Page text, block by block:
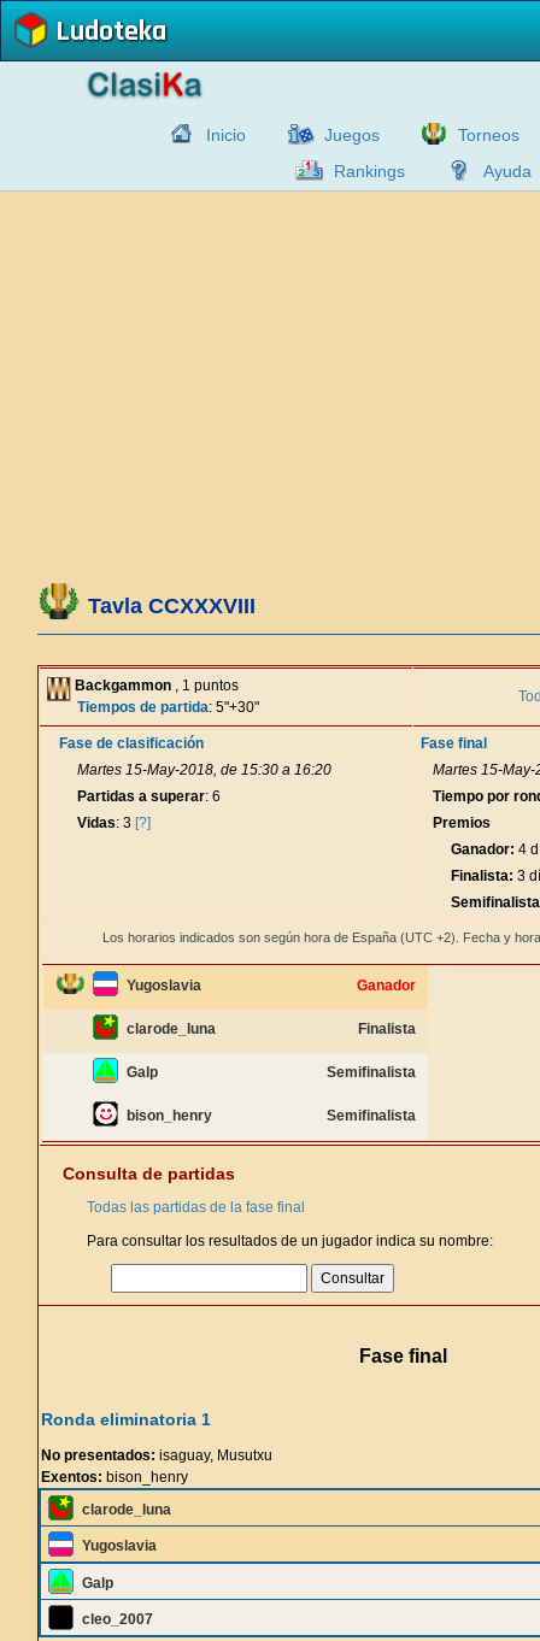
Ludoteka
Inicio Juegos
Torneos
Rankings
Ayuda
Tavla CCXXXVIII
Backgammon , 1 puntos
Tiempos de partida: 5"+30"
Fase de clasificación
Martes 15-May-2018, de 15:30 a 16:20
Partidas a superar: 6
Vidas: 3 [?]
Fase final
Martes 15-
Tiempo por
Premios
Ganador: 4
Finalista: 3
Los horarios indicados son según hora de España (UTC +2). Fecha y
Yugoslavia Ganador
clarode_luna Finalista
Galp Semifinalista
bison_henry Semifinalista
Consulta de partidas
Todas las partidas de la fase final
Para consultar los resultados de un jugador indica su nombre:
Fase final
Ronda eliminatoria 1
No presentados: isaguay, Musutxu
Exentos: bison_henry
clarode_luna
Yugoslavia
Galp
cleo_2007